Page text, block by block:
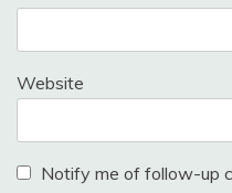
Website
Notify me of follow-up